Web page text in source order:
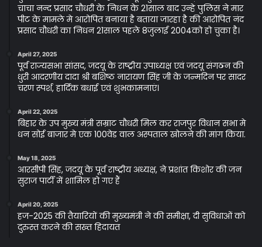
चाचा नन्द प्रसाद चौधरी के निधन के 21साल बाद उन्हे पुलिस ने मार
पीट के मामले मे आरोपित बनाया है बताया जारहा है की आरोपित नंद
प्रसाद चौधरी का निधन 21साल पहले 8जुलाई 2004को हो चुका है।
April 27, 2025
पूर्व राज्यसभा सांसद, जदयू के राष्ट्रीय उपाध्यक्ष एवं जदयू संगठन की
धुरी आदरणीय दादा श्री बशिष्ठ नारायण सिंह जी के जन्मदिन पर सादर
चरण स्पर्श, हार्दिक बधाई एवं शुभकामनाएं।
April 22, 2025
बिहार के उप मुख्य मंत्री सम्राट चौधरी मिल कर राजपुर विधान सभा मे
धन सोई बाजार मे एक 100वेड वाल अस्पताल खोलने की मांग किया.
May 18, 2025
आरसीपी सिंह, जदयू के पूर्व राष्ट्रीय अध्यक्ष, ने प्रशांत किशोर की जन
सुराज पार्टी में शामिल हो गए हैं
April 20, 2025
हज-2025 की तैयारियों की मुख्यमंत्री ने की समीक्षा, दी सुविधाओं को
दुरुस्त करने की सख्त हिदायत